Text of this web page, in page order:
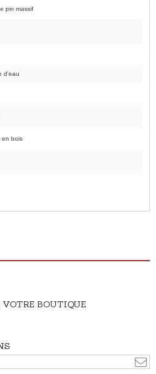
pin massif
d'eau
en bois
BOUTIQUE